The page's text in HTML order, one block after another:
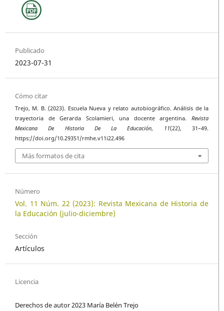
Publicado
2023-07-31
Cómo citar
Trejo, M. B. (2023). Escuela Nueva y relato autobiográfico. Análisis de la
trayectoria de Gerarda Scolamieri, una docente argentina. Revista
Mexicana De Historia De La Educación, 11(22), 31–49.
https://doi.org/10.29351/rmhe.v11i22.496
Más formatos de cita
Número
Vol. 11 Núm. 22 (2023): Revista Mexicana de Historia de
la Educación (julio-diciembre)
Sección
Artículos
Licencia
Derechos de autor 2023 María Belén Trejo